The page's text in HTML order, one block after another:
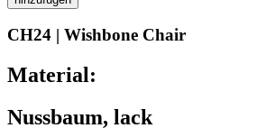
CH24 | Wishbone Chair
Material:
Nussbaum, lack